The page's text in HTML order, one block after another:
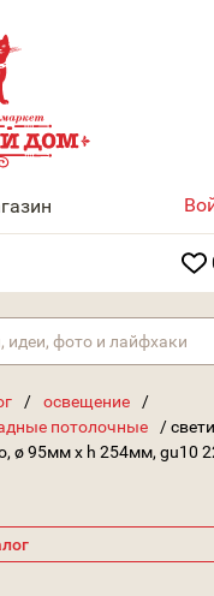
ДОМ
/ освещение
/
потолочные
/
ø 95мм х h 254мм, gu10